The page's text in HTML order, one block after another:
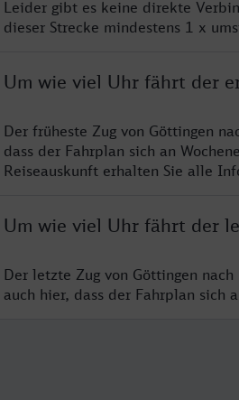
Leider gibt es keine direkte
dieser Strecke mindestens 1 x
Um wie viel Uhr fährt der
Der früheste Zug von Göttingen
dass der Fahrplan sich an
Reiseauskunft erhalten Sie alle
Um wie viel Uhr fährt der
Der letzte Zug von Göttingen
auch hier, dass der Fahrplan sich